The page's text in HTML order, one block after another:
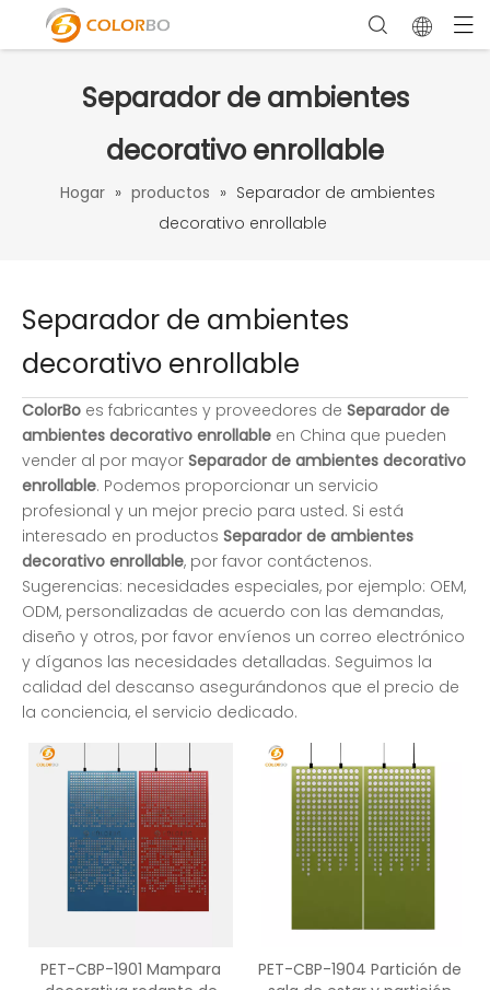
Separador de ambientes
decorativo enrollable
Hogar » productos » Separador de ambientes
decorativo enrollable
Separador de ambientes
decorativo enrollable
ColorBo es fabricantes y proveedores de Separador de
ambientes decorativo enrollable en China que pueden
vender al por mayor Separador de ambientes decorativo
enrollable. Podemos proporcionar un servicio
profesional y un mejor precio para usted. Si está
interesado en productos Separador de ambientes
decorativo enrollable, por favor contáctenos.
Sugerencias: necesidades especiales, por ejemplo: OEM,
ODM, personalizadas de acuerdo con las demandas,
diseño y otros, por favor envíenos un correo electrónico
y díganos las necesidades detalladas. Seguimos la
calidad del descanso asegurándonos que el precio de
la conciencia, el servicio dedicado.
PET-CBP-1901 Mampara
PET-CBP-1904 Partición de